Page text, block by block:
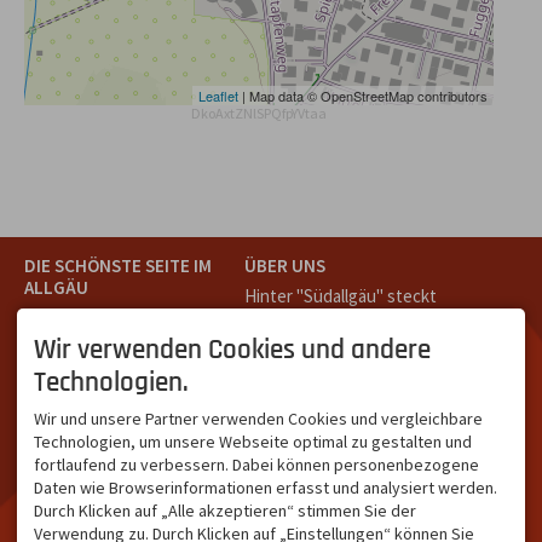
Leaflet | Map data © OpenStreetMap contributors
DkoAxtZNlSPQfpYVtaa
DIE SCHÖNSTE SEITE IM
ALLGÄU
Teil des Oberallgäus. Es
verbindet die Tourismus-
Destinationen Oberstdorf,
Kleinwalsertal und beliebte
Urlaubsziele wie die
Hörnerdörfer, Alpsee-
Grünten, Oberstaufen oder
Wertach im Allgäu.
ÜBER UNS
Hinter "Südallgäu" steckt
Oberstdorf.
Unser Ziel ist ein attraktives
Leistungsträger im
südlichen Oberallgäu eine
starke Plattform bietet.
Wir verwenden Cookies und andere
Technologien.
Wir und unsere Partner verwenden Cookies und vergleichbare
Technologien, um unsere Webseite optimal zu gestalten und
fortlaufend zu verbessern. Dabei können personenbezogene
Daten wie Browserinformationen erfasst und analysiert werden.
Durch Klicken auf „Alle akzeptieren“ stimmen Sie der
Verwendung zu. Durch Klicken auf „Einstellungen“ können Sie